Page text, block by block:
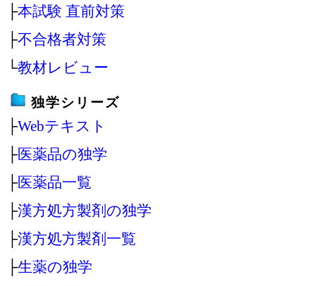
├本試験 直前対策
├不合格者対策
└教材レビュー
独学シリーズ
├Webテキスト
├医薬品の独学
├医薬品一覧
├漢方処方製剤の独学
├漢方処方製剤一覧
├生薬の独学